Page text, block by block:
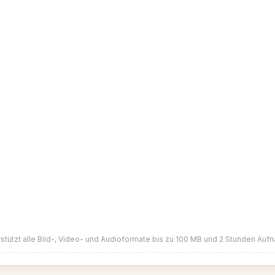
alle Bild-, Video- und Audioformate bis zu 100 MB und 2 Stunden